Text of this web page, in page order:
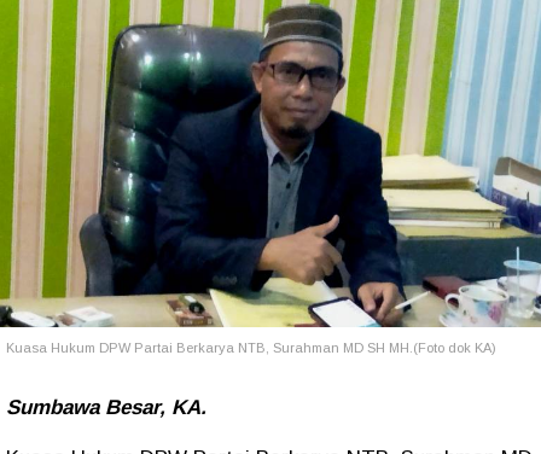
Kuasa Hukum DPW Partai Berkarya NTB, Surahman MD SH MH.(Foto dok KA)
Sumbawa Besar, KA.